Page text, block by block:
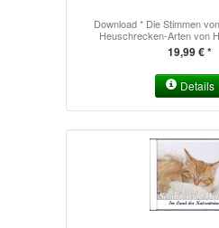
Download * Die Stimmen
Heuschrecken-Arten von
19,99 € *
Details